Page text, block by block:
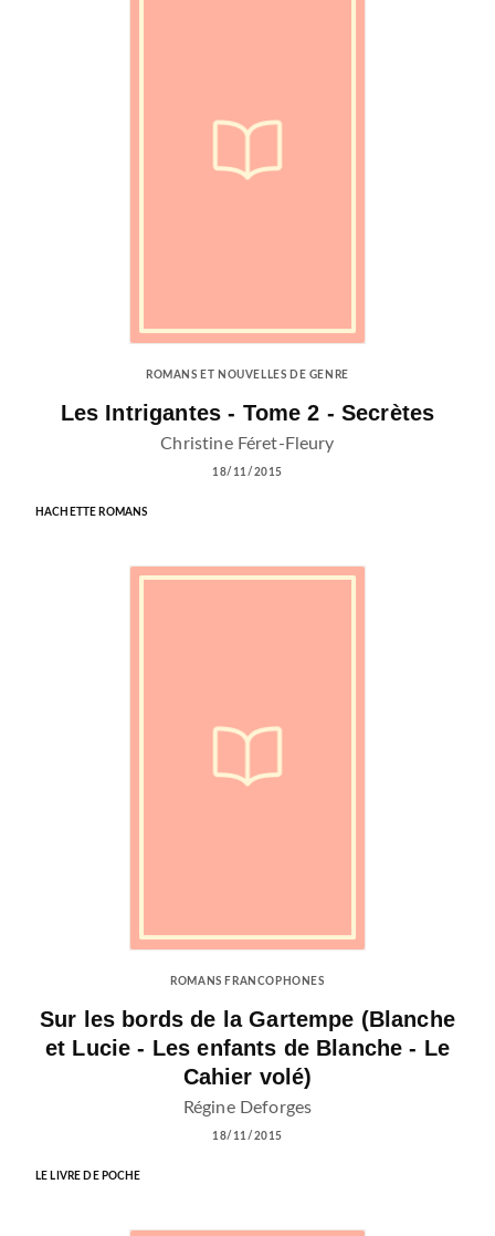
ROMANS ET NOUVELLES DE GENRE
Les Intrigantes - Tome 2 - Secrètes
Christine Féret-Fleury
18/11/2015
HACHETTE ROMANS
ROMANS FRANCOPHONES
Sur les bords de la Gartempe (Blanche
et Lucie - Les enfants de Blanche - Le
Cahier volé)
Régine Deforges
18/11/2015
LE LIVRE DE POCHE